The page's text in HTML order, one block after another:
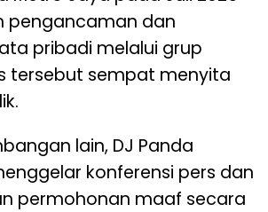
pengancaman dan
pribadi melalui grup
tersebut sempat menyita
lain, DJ Panda
konferensi pers dan
permohonan maaf secara